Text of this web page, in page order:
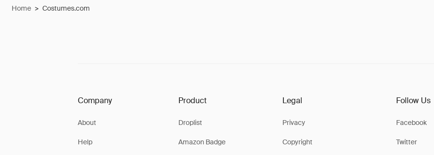
Home > Costumes.com
Company
About
Help
Product
Droplist
Amazon Badge
Legal
Privacy
Copyright
Follow Us
Facebook
Twitter